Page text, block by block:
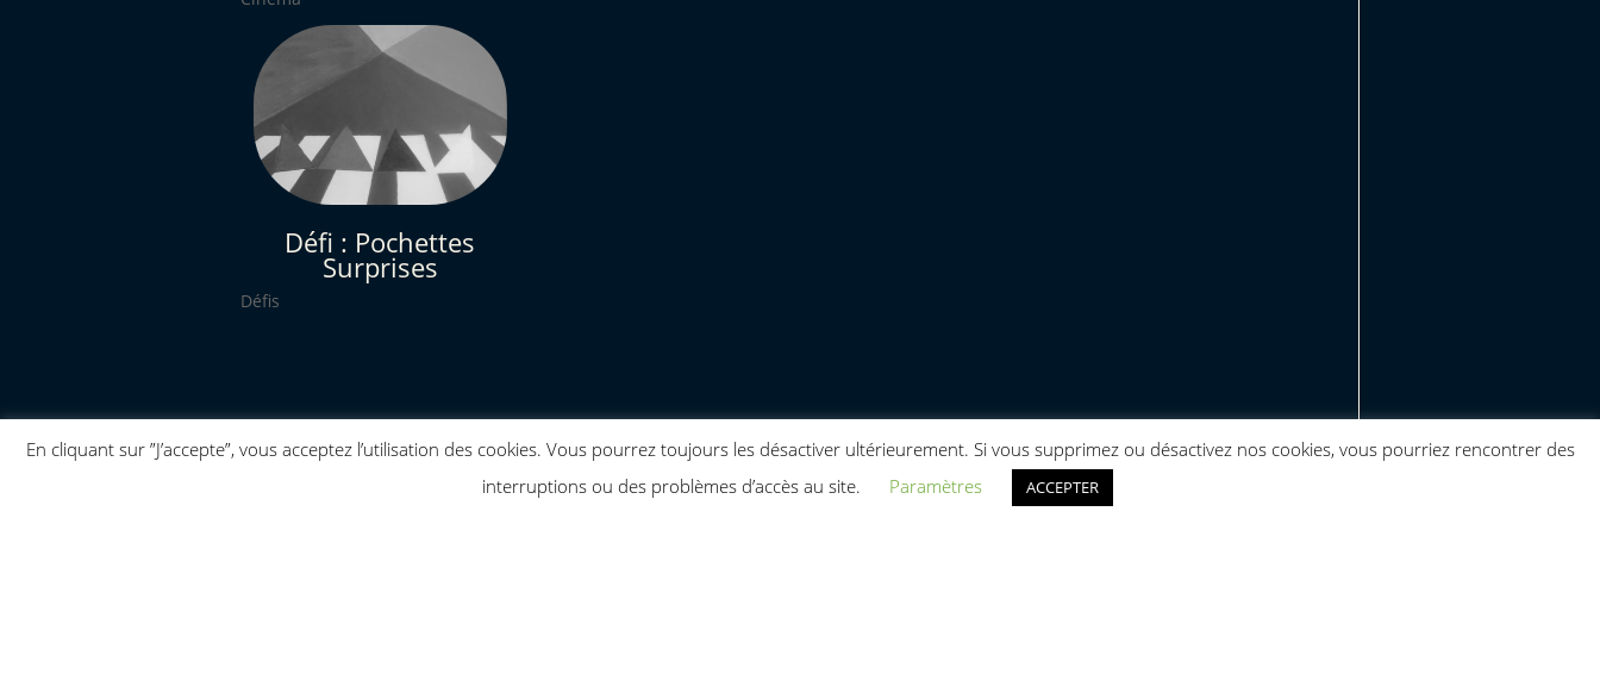
Défi : Pochettes
Surprises
Défis
En cliquant sur ”J’accepte”, vous acceptez l’utilisation des cookies. Vous pourrez toujours les désactiver ultérieurement. Si vous supprimez ou désactivez nos cookies, vous pourriez rencontrer des
interruptions ou des problèmes d’accès au site.
Paramètres ACCEPTER